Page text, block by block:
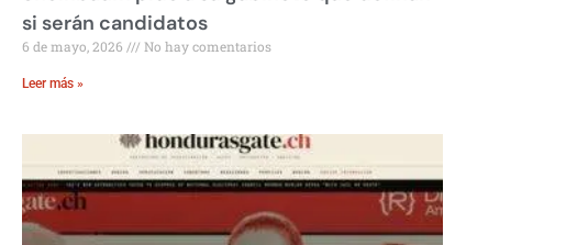
si serán candidatos
6 de mayo, 2026 No hay comentarios
Leer más »